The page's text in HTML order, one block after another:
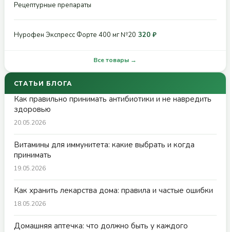
Рецептурные препараты
Нурофен Экспресс Форте 400 мг №20 320 ₽
Все товары →
СТАТЬИ БЛОГА
Как правильно принимать антибиотики и не навредить
здоровью
20.05.2026
Витамины для иммунитета: какие выбрать и когда
принимать
19.05.2026
Как хранить лекарства дома: правила и частые ошибки
18.05.2026
Домашняя аптечка: что должно быть у каждого